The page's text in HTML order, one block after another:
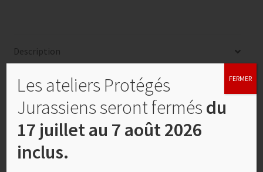
Description
Informations complémentaires
Description
Carte double, enveloppe et feuillet blanc
Les ateliers Protégés
Jurassiens seront fermés du
17 juillet au 7 août 2026
inclus.
FERMER